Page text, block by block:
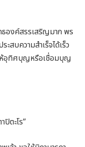
องค์สรรเสริญมาก พร
สบความสำเร็จได้เร็ว
อุทิศบุญหรือเชื่อมบุญ
ตะโร”